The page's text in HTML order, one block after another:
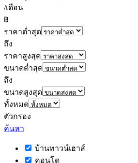
/เดือน
฿
ราคาต่ำสุด
ถึง
ราคาสูงสุด
ขนาดต่ำสุด
ถึง
ขนาดสูงสุด
ทั้งหมด
ตัวกรอง
ค้นหา
บ้านทาวน์เฮาส์
คอนโด